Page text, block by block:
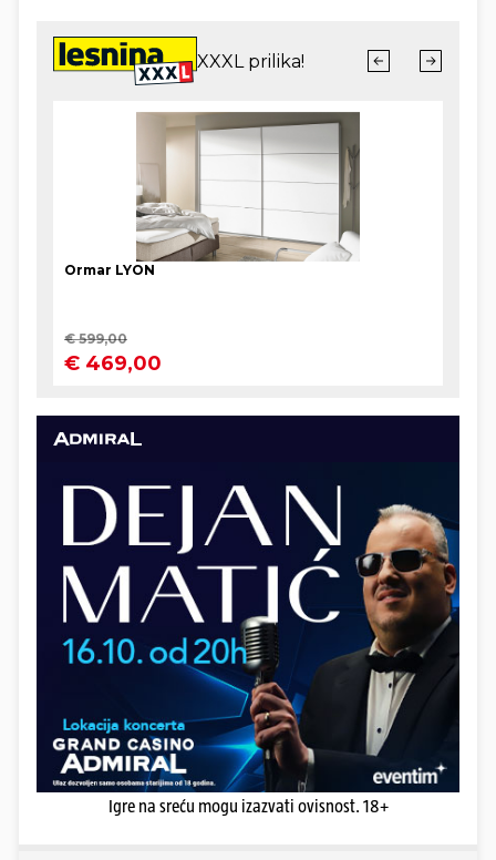
Igre na sreću mogu izazvati ovisnost. 18+